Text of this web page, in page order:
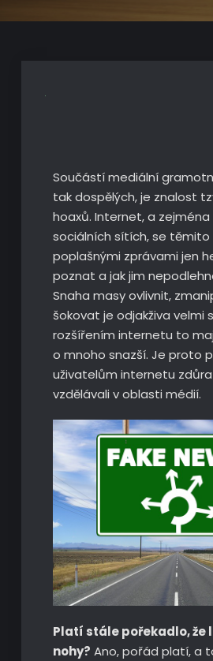
Součástí mediální
tak dospělých, je znalost
hoaxů. Internet, a zejména
sociálních sítích, se
poplašnými zprávami jen
poznat a jak jim
Snaha masy ovlivnit,
šokovat je odjakživa velmi
rozšířením internetu to
o mnoho snazší. Je proto
uživatelům internetu
vzdělávali v oblasti médií.
Platí stále pořekadlo, že
nohy? Ano, pořád platí, a